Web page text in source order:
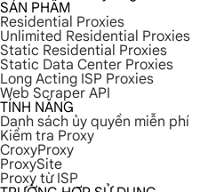
SẢN PHẨM
Residential Proxies
Unlimited Residential Proxies
Static Residential Proxies
Static Data Center Proxies
Long Acting ISP Proxies
Web Scraper API
TÍNH NĂNG
Danh sách ủy quyền miễn phí
Kiểm tra Proxy
CroxyProxy
ProxySite
Proxy từ ISP